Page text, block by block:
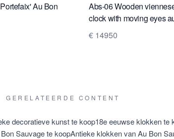
Au Bon
Abs-06 Wooden
clock with moving eyes
box.
€ 14950
GERELATEERDE CONTENT
decoratieve kunst te koop18e eeuwse klokken te
Sauvage te koopAntieke klokken van Au Bon